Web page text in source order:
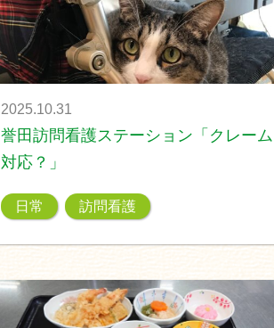
2025.10.31
誉田訪問看護ステーション「クレーム
対応？」
日常 訪問看護